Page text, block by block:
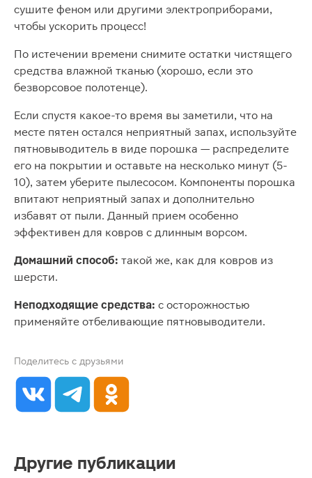
сушите феном или другими электроприборами,
чтобы ускорить процесс!
По истечении времени снимите остатки чистящего
средства влажной тканью (хорошо, если это
безворсовое полотенце).
Если спустя какое-то время вы заметили, что на
месте пятен остался неприятный запах, используйте
пятновыводитель в виде порошка — распределите
его на покрытии и оставьте на несколько минут (5-
10), затем уберите пылесосом. Компоненты порошка
впитают неприятный запах и дополнительно
избавят от пыли. Данный прием особенно
эффективен для ковров с длинным ворсом.
Домашний способ: такой же, как для ковров из
шерсти.
Неподходящие средства: с осторожностью
применяйте отбеливающие пятновыводители.
Поделитесь с друзьями
Другие публикации